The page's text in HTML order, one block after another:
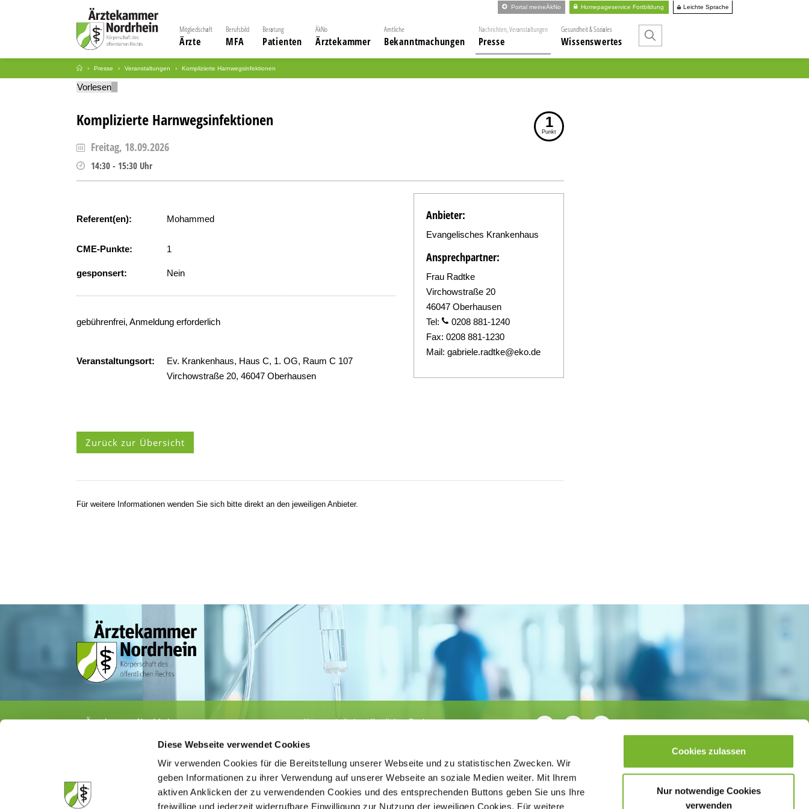
Diese Webseite verwendet Cookies
Wir verwenden Cookies für die Bereitstellung unserer Webseite und zu statistischen Zwecken. Wir
geben Informationen zu ihrer Verwendung auf unserer Webseite an soziale Medien weiter. Mit Ihrem
aktiven Anklicken der zu verwendenden Cookies und des entsprechenden Buttons geben Sie uns Ihre
freiwillige und jederzeit widerrufbare Einwilligung zur Nutzung der jeweiligen Cookies. Für weitere
Cookies zulassen
Nur notwendige Cookies
verwenden
Portal meineÄkNo Homepageservice Fortbildung Leichte Sprache
Mitgliedschaft
Ärzte
Berufsbild
MFA
Beratung
Patienten
ÄkNo
Ärztekammer
Amtliche
Bekanntmachungen
Nachrichten, Veranstaltungen
Presse
Gesundheit & Soziales
Wissenswertes
Presse Veranstaltungen Komplizierte Harnwegsinfektionen
Vorlesen
Komplizierte Harnwegsinfektionen 1
Punkt
Freitag, 18.09.2026
14:30 - 15:30 Uhr
Referent(en): Mohammed
CME-Punkte: 1
gesponsert: Nein
gebührenfrei, Anmeldung erforderlich
Veranstaltungsort:
Ev. Krankenhaus, Haus C, 1. OG, Raum C 107
Virchowstraße 20, 46047 Oberhausen
Anbieter:
Evangelisches Krankenhaus
Ansprechpartner:
Frau Radtke
Virchowstraße 20
46047 Oberhausen
Tel:
0208 881-1240
Fax: 0208 881-1230
Mail: gabriele.radtke@eko.de
Zurück zur Übersicht
Für weitere Informationen wenden Sie sich bitte direkt an den jeweiligen Anbieter.
Ärztekammer Nordrhein
· Fax 0211 / 4302 2009
aerztekammer@aekno.de
Körperschaft des öffentlichen Rechts